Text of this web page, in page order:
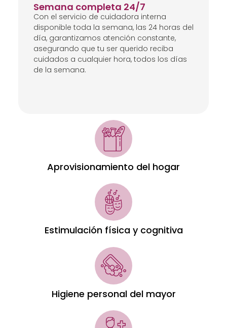
Semana completa 24/7
Con el servicio de cuidadora interna
disponible toda la semana, las 24 horas del
día, garantizamos atención constante,
asegurando que tu ser querido reciba
cuidados a cualquier hora, todos los días
de la semana.
Aprovisionamiento del hogar
Estimulación física y cognitiva
Higiene personal del mayor